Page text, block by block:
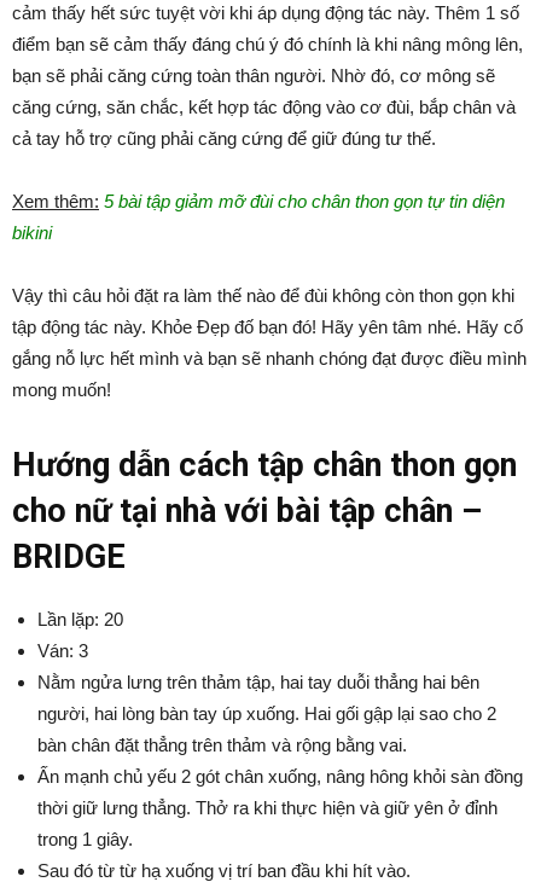
cảm thấy hết sức tuyệt vời khi áp dụng động tác này. Thêm 1 số
điểm bạn sẽ cảm thấy đáng chú ý đó chính là khi nâng mông lên,
bạn sẽ phải căng cứng toàn thân người. Nhờ đó, cơ mông sẽ
căng cứng, săn chắc, kết hợp tác động vào cơ đùi, bắp chân và
cả tay hỗ trợ cũng phải căng cứng để giữ đúng tư thế.
Xem thêm: 5 bài tập giảm mỡ đùi cho chân thon gọn tự tin diện
bikini
Vậy thì câu hỏi đặt ra làm thế nào để đùi không còn thon gọn khi
tập động tác này. Khỏe Đẹp đố bạn đó! Hãy yên tâm nhé. Hãy cố
gắng nỗ lực hết mình và bạn sẽ nhanh chóng đạt được điều mình
mong muốn!
Hướng dẫn cách tập chân thon gọn
cho nữ tại nhà với bài tập chân –
BRIDGE
Lần lặp: 20
Ván: 3
Nằm ngửa lưng trên thảm tập, hai tay duỗi thẳng hai bên
người, hai lòng bàn tay úp xuống. Hai gối gập lại sao cho 2
bàn chân đặt thẳng trên thảm và rộng bằng vai.
Ấn mạnh chủ yếu 2 gót chân xuống, nâng hông khỏi sàn đồng
thời giữ lưng thẳng. Thở ra khi thực hiện và giữ yên ở đỉnh
trong 1 giây.
Sau đó từ từ hạ xuống vị trí ban đầu khi hít vào.